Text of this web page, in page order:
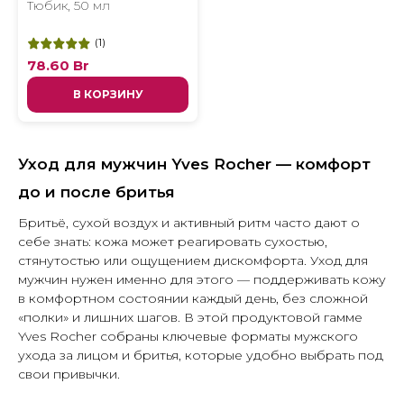
Тюбик, 50 мл
(1)
78.60 Br
В КОРЗИНУ
Уход для мужчин Yves Rocher — комфорт
до и после бритья
Бритьё, сухой воздух и активный ритм часто дают о
себе знать: кожа может реагировать сухостью,
стянутостью или ощущением дискомфорта. Уход для
мужчин нужен именно для этого — поддерживать кожу
в комфортном состоянии каждый день, без сложной
«полки» и лишних шагов. В этой продуктовой гамме
Yves Rocher собраны ключевые форматы мужского
ухода за лицом и бритья, которые удобно выбрать под
свои привычки.